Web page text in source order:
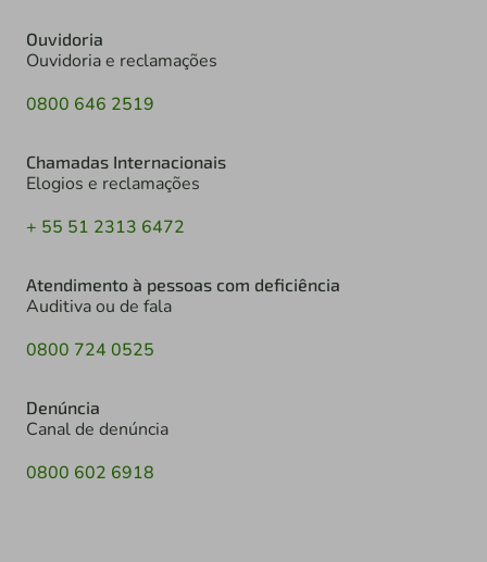
Ouvidoria
Ouvidoria e reclamações
0800 646 2519
Chamadas Internacionais
Elogios e reclamações
+ 55 51 2313 6472
Atendimento à pessoas com deficiência
Auditiva ou de fala
0800 724 0525
Denúncia
Canal de denúncia
0800 602 6918